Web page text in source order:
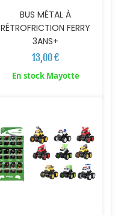
BUS MÉTAL À
RÉTROFRICTION FERRY
3ANS+
13,00 €
En stock Mayotte